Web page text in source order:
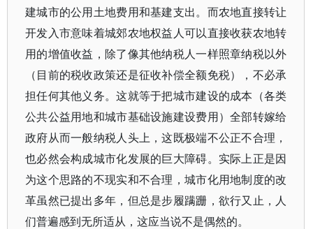
建城市的公用土地费用和基建支出。而农地直接转让
开发入市意味着城郊农地权益人可以直接收获农地转
用的增值收益，除了像其他纳税人一样照章纳税以外
（目前的税收政策还是征收补偿全额免税），不必承
担任何其他义务。这就等于把城市建设的成本（各类
公共公益用地和城市基础设施建设费用）全部转嫁给
政府从而一般纳税人头上，这既极端不公正不合理，
也必然会构成城市化发展的巨大障碍。实际上正是因
为这个思路的不现实和不合理，城市化用地制度的改
革虽然已提出多年，但总是步履蹒跚，欲行又止，人
们普遍感到无所适从，这应当说不是偶然的。